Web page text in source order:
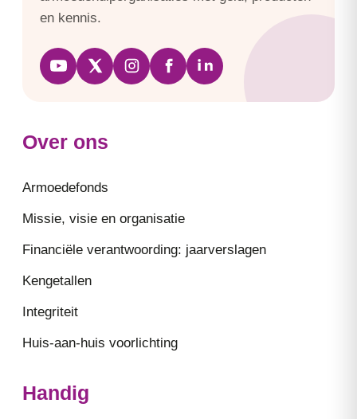
en kennis.
Over ons
Armoedefonds
Missie, visie en organisatie
Financiële verantwoording: jaarverslagen
Kengetallen
Integriteit
Huis-aan-huis voorlichting
Handig